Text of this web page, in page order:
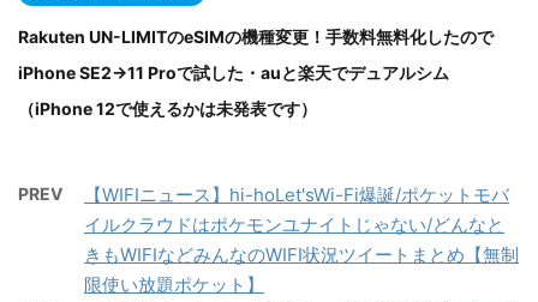
Rakuten UN-LIMITのeSIMの機種変更！手数料無料化したので
iPhone SE2→11 Proで試した・auと楽天でデュアルシム
（iPhone 12で使えるかは未発表です）
PREV
【WIFIニュース】hi-hoLet'sWi-Fi爆誕/ポケットモバ
イルクラウドはポケモンユナイトじゃない/どんなと
きもWIFIなどみんなのWIFI状況ツイートまとめ【無制
限使い放題ポケット】